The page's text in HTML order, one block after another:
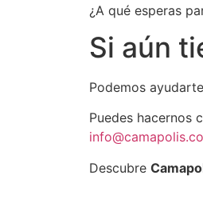
¿A qué esperas
Si aún
Podemos
Puedes hacernos
Descubre